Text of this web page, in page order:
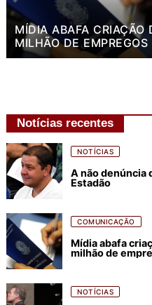
MÍDIA ABAFA CRIAÇÃO
MILHÃO DE EMPREGOS
Notícias recentes
NOTÍCIAS
A não denúncia
Estadão
COMUNICAÇÃO
Mídia abafa
milhão de
NOTÍCIAS